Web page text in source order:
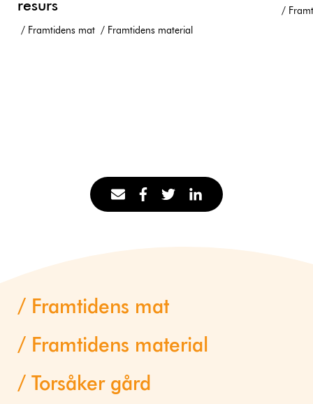
resurs
Framtidens mat Framtidens material
Framtidens mat
Framtidens material
Torsåker gård